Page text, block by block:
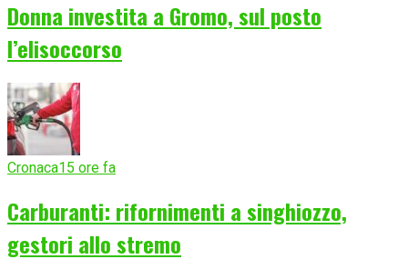
Donna investita a Gromo, sul posto
l’elisoccorso
Cronaca15 ore fa
Carburanti: rifornimenti a singhiozzo,
gestori allo stremo